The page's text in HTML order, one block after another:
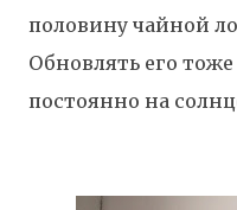
половину чайной
Обновлять его
постоянно на